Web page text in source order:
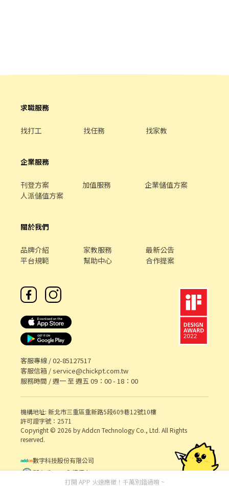
求職服務
找打工 找任務 找家教
企業服務
刊登方案 加值服務
企業儲值方案
人派儲值方案
關於我們
品牌介紹 家教服務
最新公告
平台規範
幫助中心 合作提案
客服專線 /02-85127517
客服信箱 /service@chickpt.com.tw
服務時間 / 週一 至 週五 09：00 - 18：00
機構地址: 新北市三重區重新路5段609巷12號10樓
許可證字號：2571
Copyright © 2026 by Addcn Technology Co., Ltd. All Rights
reserved.
數字科技股份有限公司
鄧白氏 ESG 永續標章
打開 APP 火速應徵！千萬別錯過唷 ~